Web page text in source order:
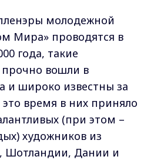
молодежной
Мира» проводятся в
года, такие
вошли в
и широко известны за
время в них приняло
(при этом –
художников из
Шотландии, Дании и